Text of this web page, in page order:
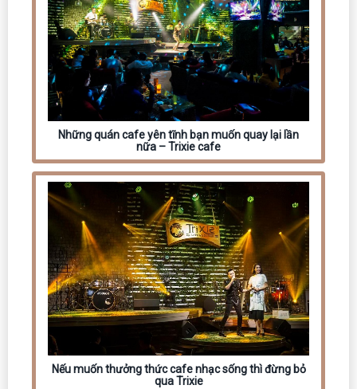
Những quán cafe yên tĩnh bạn muốn quay lại lần
nữa – Trixie cafe
Nếu muốn thưởng thức cafe nhạc sống thì đừng bỏ
qua Trixie